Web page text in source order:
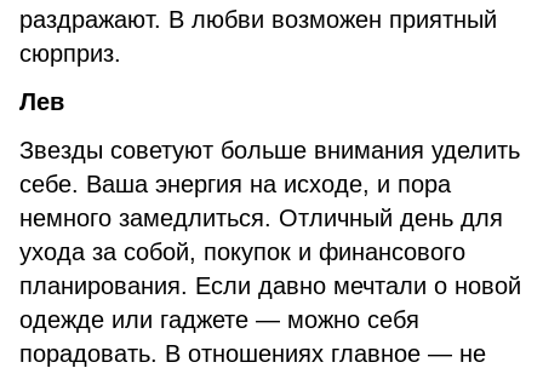
раздражают. В любви возможен приятный
сюрприз.
Лев
Звезды советуют больше внимания уделить
себе. Ваша энергия на исходе, и пора
немного замедлиться. Отличный день для
ухода за собой, покупок и финансового
планирования. Если давно мечтали о новой
одежде или гаджете — можно себя
порадовать. В отношениях главное — не